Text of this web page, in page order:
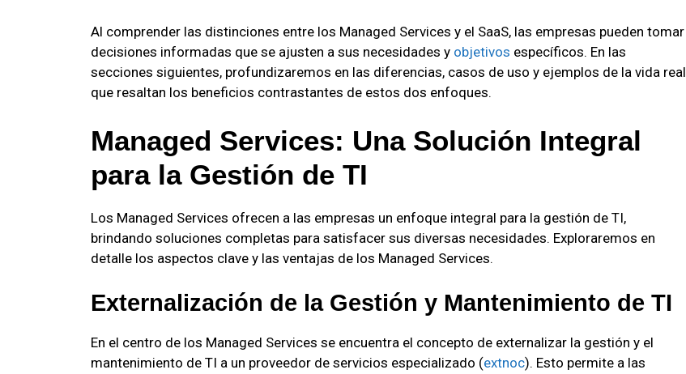
Al comprender las distinciones entre los Managed Services y el SaaS, las empresas pueden tomar
decisiones informadas que se ajusten a sus necesidades y objetivos específicos. En las
secciones siguientes, profundizaremos en las diferencias, casos de uso y ejemplos de la vida real
que resaltan los beneficios contrastantes de estos dos enfoques.
Managed Services: Una Solución Integral
para la Gestión de TI
Los Managed Services ofrecen a las empresas un enfoque integral para la gestión de TI,
brindando soluciones completas para satisfacer sus diversas necesidades. Exploraremos en
detalle los aspectos clave y las ventajas de los Managed Services.
Externalización de la Gestión y Mantenimiento de TI
En el centro de los Managed Services se encuentra el concepto de externalizar la gestión y el
mantenimiento de TI a un proveedor de servicios especializado (extnoc). Esto permite a las